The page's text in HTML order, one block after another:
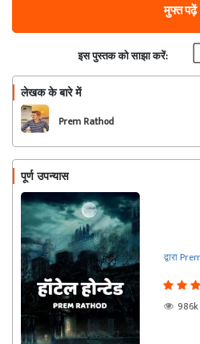
मुफ्त पढ़ें
इस पुस्तक को साझा करें:
लेखक के बारे में
Prem Rathod
पूर्ण उपन्यास
द्वारा
986k